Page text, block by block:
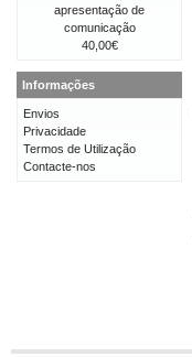
apresentação de
comunicação
40,00€
Informações
Envios
Privacidade
Termos de Utilização
Contacte-nos